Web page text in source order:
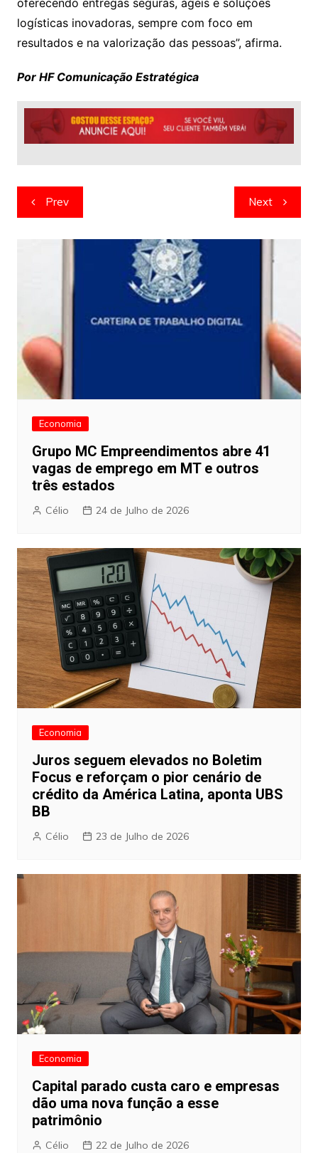
logísticas inovadoras, sempre com foco em
resultados e na valorização das pessoas”, afirma.
Por HF Comunicação Estratégica
Navegação
de
artigos
Prev Next
Economia
Grupo MC Empreendimentos abre 41
vagas de emprego em MT e outros
três estados
Célio 24 de Julho de 2026
Economia
Juros seguem elevados no Boletim
Focus e reforçam o pior cenário de
crédito da América Latina, aponta UBS
BB
Célio 23 de Julho de 2026
Economia
Capital parado custa caro e empresas
dão uma nova função a esse
patrimônio
Célio 22 de Julho de 2026